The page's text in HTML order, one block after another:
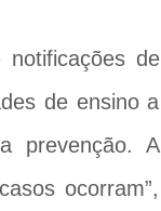
de
de ensino a
prevenção. A
ocorram”,